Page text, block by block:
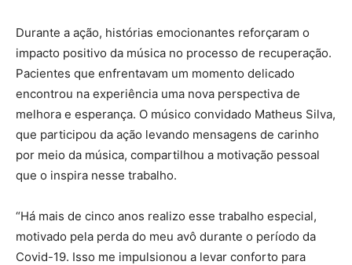
Durante a ação, histórias emocionantes reforçaram o
impacto positivo da música no processo de recuperação.
Pacientes que enfrentavam um momento delicado
encontrou na experiência uma nova perspectiva de
melhora e esperança. O músico convidado Matheus Silva,
que participou da ação levando mensagens de carinho
por meio da música, compartilhou a motivação pessoal
que o inspira nesse trabalho.
“Há mais de cinco anos realizo esse trabalho especial,
motivado pela perda do meu avô durante o período da
Covid-19. Isso me impulsionou a levar conforto para